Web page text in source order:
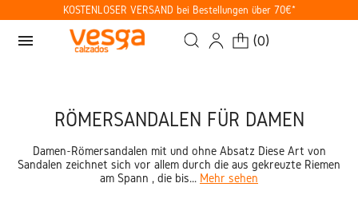
KOSTENLOSER VERSAND bei Bestellungen über 70€*
menu (0)
RÖMERSANDALEN FÜR DAMEN
Damen-Römersandalen mit und ohne Absatz Diese Art von
Sandalen zeichnet sich vor allem durch die aus gekreuzte Riemen
am Spann , die bis... Mehr sehen